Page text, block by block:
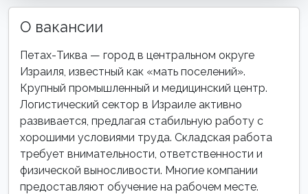
О вакансии
Петах-Тиква — город в центральном округе
Израиля, известный как «мать поселений».
Крупный промышленный и медицинский центр.
Логистический сектор в Израиле активно
развивается, предлагая стабильную работу с
хорошими условиями труда. Складская работа
требует внимательности, ответственности и
физической выносливости. Многие компании
предоставляют обучение на рабочем месте.